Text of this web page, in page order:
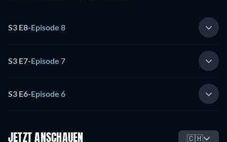
S3 E8-Episode 8
S3 E7-Episode 7
S3 E6-Episode 6
JETZT ANSCHAUEN 🇨🇭